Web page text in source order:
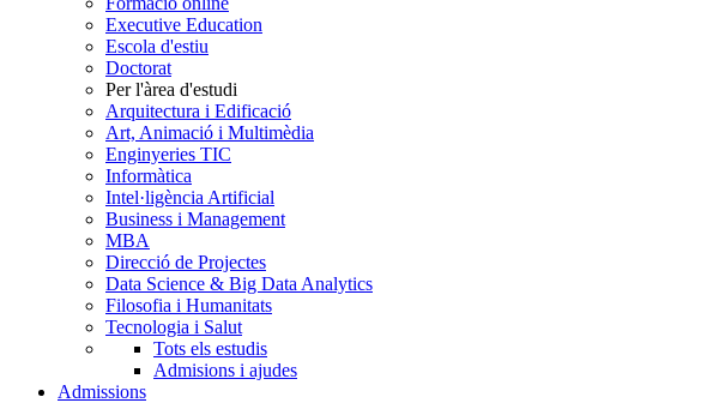
Executive Education
Escola d'estiu
Doctorat
Per l'àrea d'estudi
Arquitectura i Edificació
Art, Animació i Multimèdia
Enginyeries TIC
Informàtica
Intel·ligència Artificial
Business i Management
MBA
Direcció de Projectes
Data Science & Big Data Analytics
Filosofia i Humanitats
Tecnologia i Salut
Tots els estudis
Admisions i ajudes
Admissions